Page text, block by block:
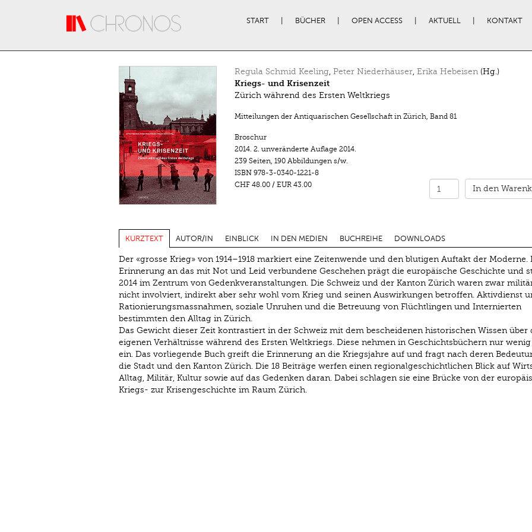
START BÜCHER OPEN ACCESS AKTUELL KONTAKT
Regula Schmid Keeling, Peter Niederhäuser, Erika Hebeisen(Hg.)
Kriegs- und Krisenzeit
Zürich während des Ersten Weltkriegs
Mitteilungen der Antiquarischen Gesellschaft in Zürich, Band 81
Broschur
2014. 2. unveränderte Auflage 2014.
239 Seiten, 190 Abbildungen s/w.
ISBN 978-3-0340-1221-8
CHF 48.00/ EUR 43.00 In den
KURZTEXT AUTOR/IN EINBLICK IN DEN MEDIEN BUCHREIHE DOWNLOADS
Der «grosse Krieg» von 1914–1918 markiert eine Zeitenwende und den blutigen Auftakt der Moderne.
Erinnerung an das mit Not und Leid verbundene Geschehen prägt die europäische Geschichte und
2014 im Zentrum von Gedenkveranstaltungen. Die Schweiz und der Kanton Zürich waren zwar
nicht involviert, indirekt aber sehr wohl vom Krieg und seinen Auswirkungen betroffen. Aktivdienst
Rationierungsmassnahmen, soziale Unruhen und die Betreuung von Flüchtlingen und Internierten
bestimmten den Alltag in Zürich.
Das Gewicht dieser Zeit kontrastiert in der Schweiz mit dem bescheidenen historischen Wissen über
eigenen Verhältnisse während des Ersten Weltkriegs. Diese nehmen in Geschichtsbüchern nur wenig
ein. Das vorliegende Buch greift die Erinnerung an die Kriegsjahre auf und fragt nach deren
die Stadt und den Kanton Zürich. Die 18 Beiträge werfen einen regionalgeschichtlichen Blick auf
Alltag, Militär, Kultur sowie auf das Gedenken daran. Dabei schlagen sie eine Brücke von der
Kriegs- zur Krisengeschichte im Raum Zürich.